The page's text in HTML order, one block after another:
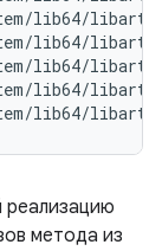
lib64/
lib64/
lib64/
lib64/
метода из